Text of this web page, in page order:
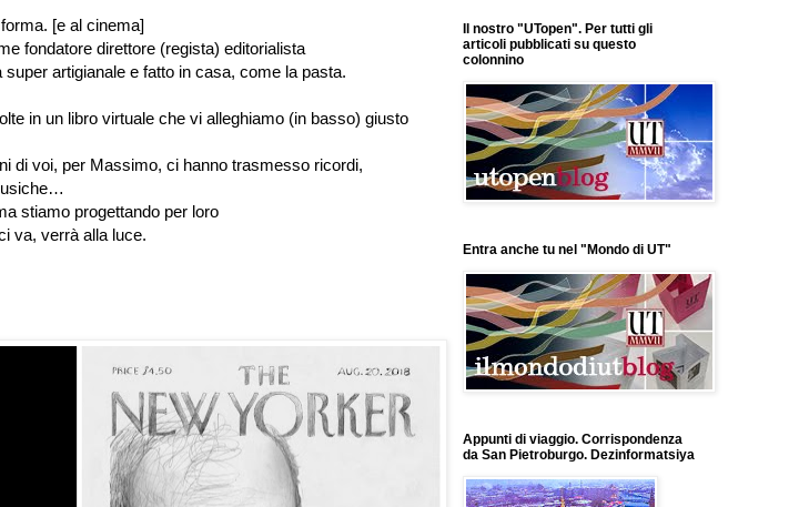
[e al cinema]
fondatore direttore (regista) editorialista
artigianale e fatto in casa, come la pasta.
in un libro virtuale che vi alleghiamo (in basso) giusto
di voi, per Massimo, ci hanno trasmesso ricordi,
stiamo progettando per loro
va, verrà alla luce.
Il nostro "UTopen". Per tutti gli
articoli pubblicati su questo
colonnino
Entra anche tu nel "Mondo di UT"
Appunti di viaggio. Corrispondenza
da San Pietroburgo. Dezinformatsiya